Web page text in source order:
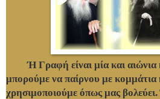
Ή Γραφή είναι μία και αιώνια
μπορούμε να παίρνου με κομμάτια
χρησιμοποιούμε όπως μας